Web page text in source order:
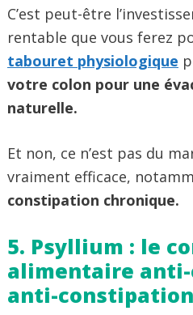
C’est peut-être
rentable que vous ferez
tabouret physiologique
votre colon pour une
naturelle.
Et non, ce n’est pas du
vraiment efficace,
constipation chronique.
5. Psyllium : le
alimentaire
anti-constipation